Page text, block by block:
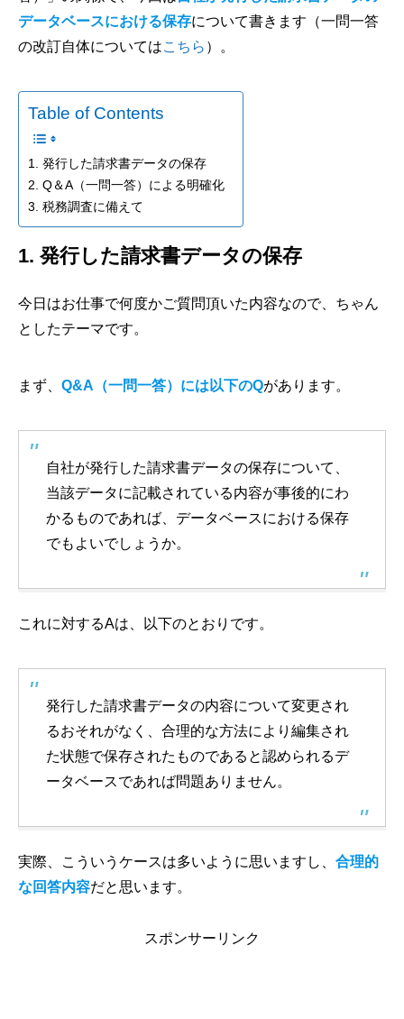
データベースにおける保存について書きます（一問一答
の改訂自体についてはこちら ）。
Table of Contents
1. 発行した請求書データの保存
2. Q＆A（一問一答）による明確化
3. 税務調査に備えて
1. 発行した請求書データの保存
今日はお仕事で何度かご質問頂いた内容なので、ちゃん
としたテーマです。
まず、 Q&A（一問一答）には以下のQがあります。
自社が発行した請求書データの保存について、
当該データに記載されている内容が事後的にわ
かるものであれば、データベースにおける保存
でもよいでしょうか。
これに対するAは、以下のとおりです。
発行した請求書データの内容について変更され
るおそれがなく、合理的な方法により編集され
た状態で保存されたものであると認められるデ
ータベースであれば問題ありません。
実際、こういうケースは多いように思いますし、 合理的
な回答内容だと思います。
スポンサーリンク